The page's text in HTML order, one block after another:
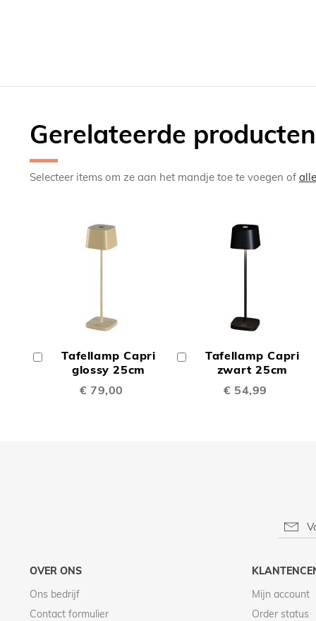
Gerelateerde producten
Selecteer items om ze aan het mandje toe te voegen of
Tafellamp Capri
glossy 25cm
€ 79,00
Winkelwagen
TE
Tafellamp Capri
zwart 25cm
€ 54,99
Winkelwagen
TE
OVER ONS
Ons bedrijf
Contact formulier
Mijn account
Order status